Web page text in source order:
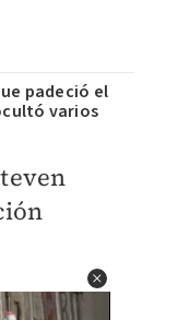
padeció el
varios